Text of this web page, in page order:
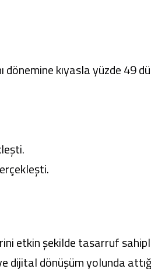
dönemine kıyasla yüzde 49
etkin şekilde tasarruf
dijital dönüşüm yolunda